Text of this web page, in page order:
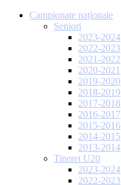
Campionate naționale
Seniori
2023-2024
2022-2023
2021-2022
2020-2021
2019-2020
2018-2019
2017-2018
2016-2017
2015-2016
2014-2015
2013-2014
Tineret U20
2023-2024
2022-2023